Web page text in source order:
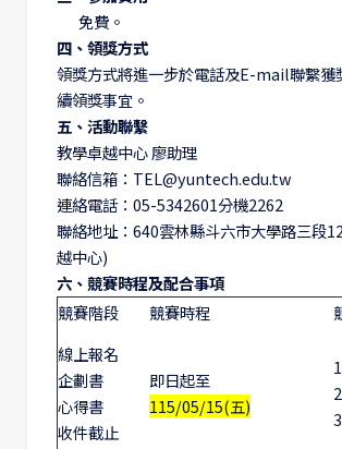
免費。
四、領獎方式
領獎方式將進一步於電話及E-mail聯繫獲
續領獎事宜。
五、活動聯繫
教學卓越中心 廖助理
聯絡信箱：TEL@yuntech.edu.tw
連絡電話：05-5342601分機2262
聯絡地址：640雲林縣斗六市大學路三段
越中心)
六、競賽時程及配合事項
競賽階段
競賽時程
線上報名
企劃書
心得書
收件截止
即日起至
115/05/15(五)